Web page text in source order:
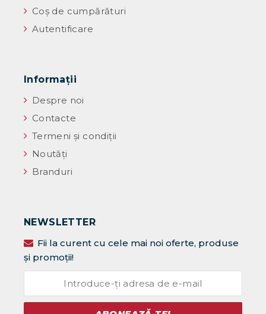
Coș de cumpărături
Autentificare
Informaţii
Despre noi
Contacte
Termeni și condiții
Noutăţi
Branduri
NEWSLETTER
Fii la curent cu cele mai noi oferte, produse
și promoții!